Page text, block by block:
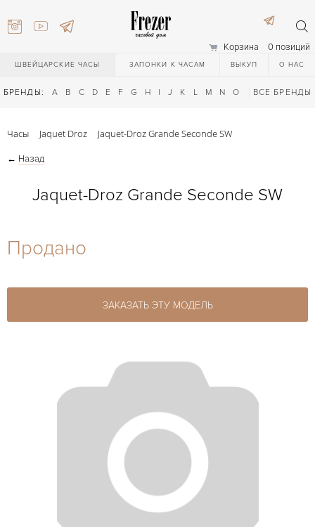
Корзина 0 позиций
ШВЕЙЦАРСКИЕ ЧАСЫ ЗАПОНКИ К ЧАСАМ ВЫКУП О НАС
БРЕНДЫ: A B C D E F G H I J K L M N O Q R S T
ВСЕ БРЕНДЫ
27-44
27-44
Часы Jaquet Droz Jaquet-Droz Grande Seconde SW
← Назад
Jaquet-Droz Grande Seconde SW
Продано
ЗАКАЗАТЬ ЭТУ МОДЕЛЬ